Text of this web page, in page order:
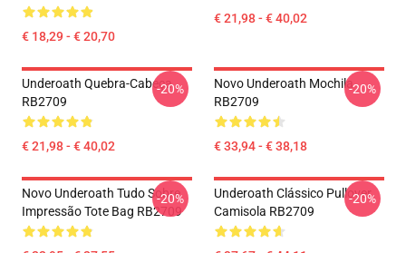
€ 18,29 - € 20,70
€ 21,98 - € 40,02
Underoath Quebra-Cabeça
RB2709
€ 21,98 - € 40,02
-20%
Novo Underoath Mochila
RB2709
€ 33,94 - € 38,18
-20%
Novo Underoath Tudo Sobre
Impressão Tote Bag RB2709
-20%
Underoath Clássico Pullover
Camisola RB2709
-20%